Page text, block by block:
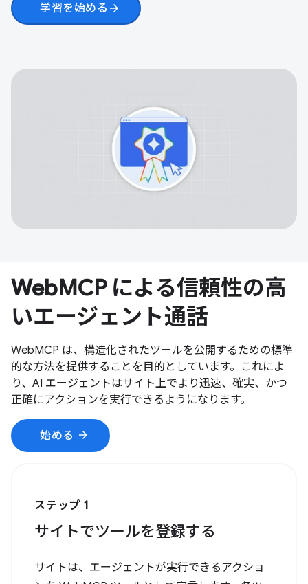
学習を始める arrow_forward
WebMCP による信頼性の高
いエージェント通話
WebMCP は、構造化されたツールを公開するための標準
的な方法を提供することを目的としています。これによ
り、AI エージェントはサイト上でより迅速、確実、かつ
正確にアクションを実行できるようになります。
始める arrow_forward
ステップ 1
サイトでツールを登録する
サイトは、エージェントが実行できるアクショ